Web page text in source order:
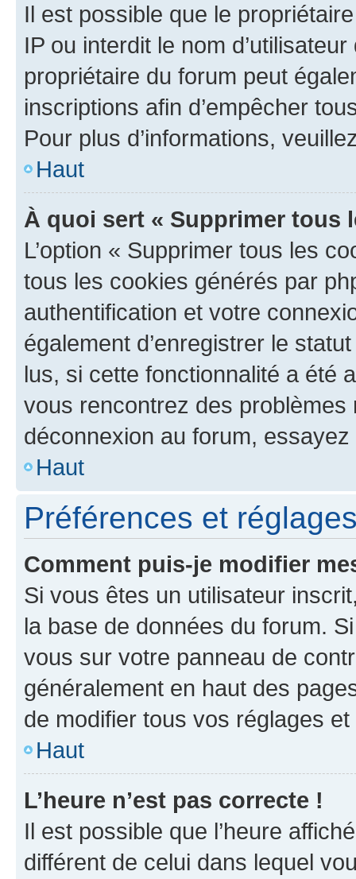
Il est possible que le
IP ou interdit le nom
propriétaire du forum peut
inscriptions afin d’empêcher
Pour plus d’informations,
Haut
À quoi sert « Supprimer tous
L’option « Supprimer tous les
tous les cookies générés par
authentification et votre
également d’enregistrer le
lus, si cette fonctionnalité a été
vous rencontrez des
déconnexion au forum,
Haut
Préférences et
Comment puis-je modifier
Si vous êtes un utilisateur
la base de données du forum.
vous sur votre panneau de
généralement en haut des
de modifier tous vos réglages
Haut
L’heure n’est pas correcte !
Il est possible que l’heure
différent de celui dans lequel